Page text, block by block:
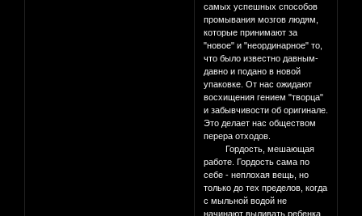
самых успешных способов
промывания мозгов людям,
которые принимают за
"новое" и "неординарное" то,
что было известно давным-
давно и подано в новой
упаковке. От нас ожидают
восхищения гением "творца"
и забывчивости об оригинале.
Это делает нас обществом
перера отходов.
Гордость, мешающая
работе. Гордость сама по
себе - неплохая вещь, но
только до тех пределов, когда
с мыльной водой не
начинают выливать ребенка.